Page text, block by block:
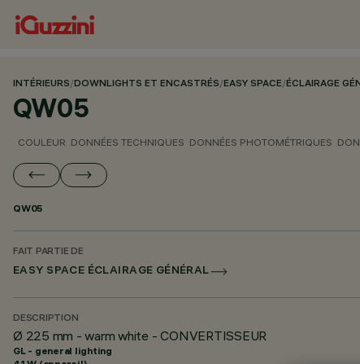
INTÉRIEURS/DOWNLIGHTS ET ENCASTRÉS/EASY SPACE/ÉCLAIRAGE
QW05
COULEUR DONNÉES TECHNIQUES DONNÉES PHOTOMÉTRIQUES
QW05
FAIT PARTIE DE
EASY SPACE ÉCLAIRAGE GÉNÉRAL
DESCRIPTION
Ø 225 mm - warm white - CONVERTISSEUR
GL - general lighting